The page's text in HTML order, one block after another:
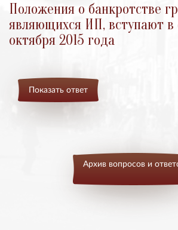
Положения о банкротстве
являющихся ИП, вступают в
октября 2015 года
Показать ответ
Архив вопросов и